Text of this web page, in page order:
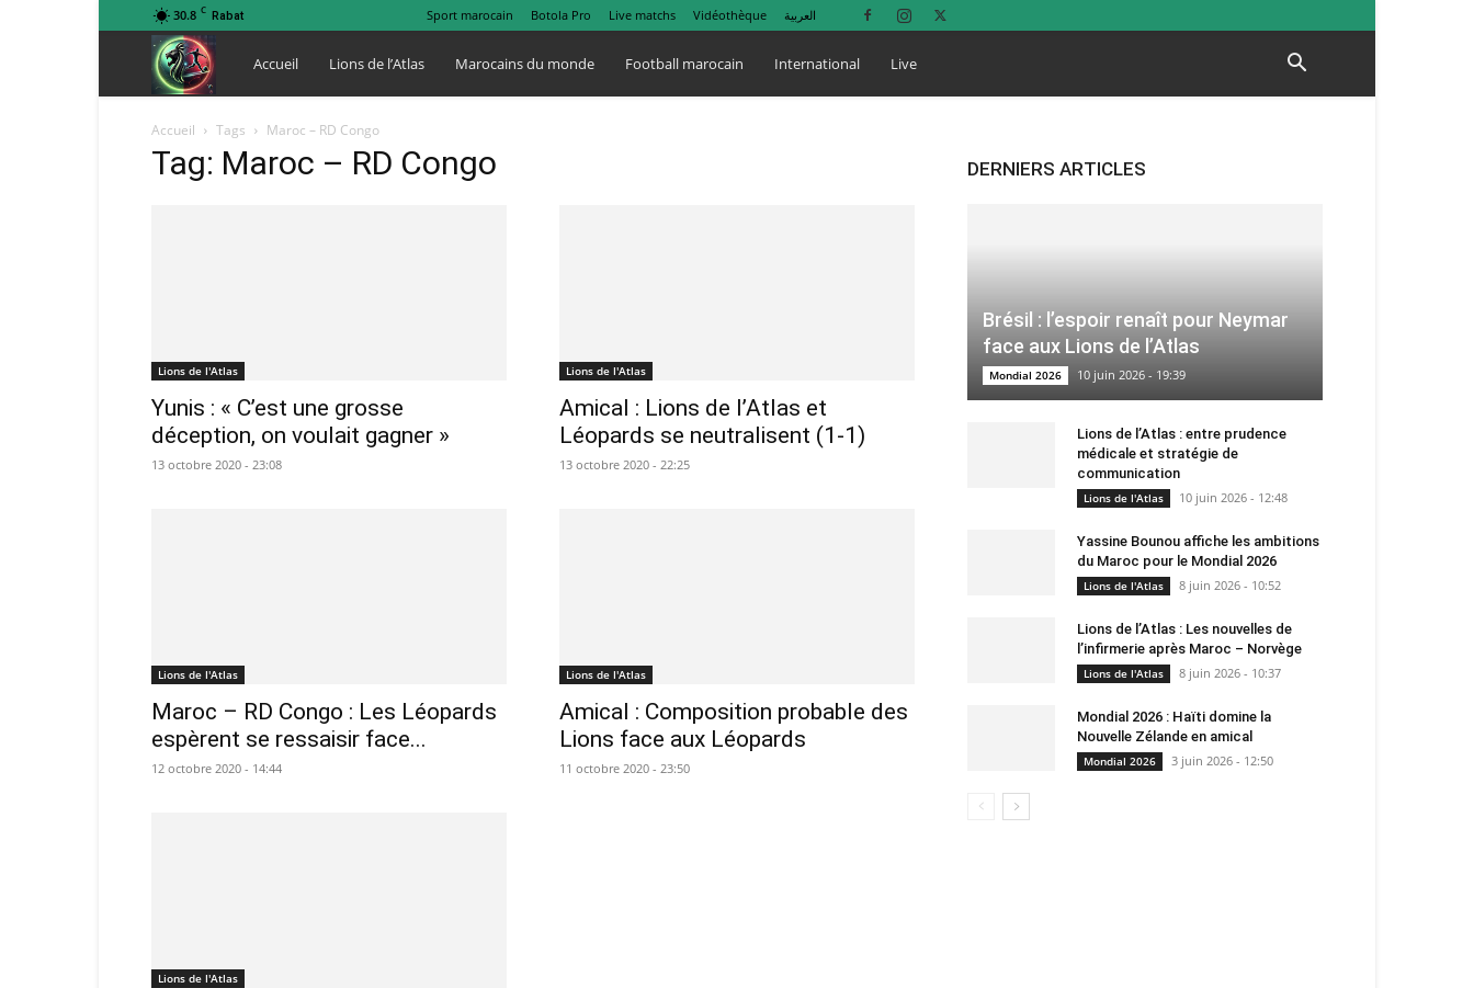
30.8 C Rabat Sport marocain Botola Pro Live matchs Vidéothèque العربية
Lions
de
Accueil Lions de l’Atlas Marocains du monde Football marocain International Live
Accueil Tags Maroc – RD Congo
Tag: Maroc – RD Congo
Lions de l'Atlas
Yunis : « C’est une grosse
déception, on voulait gagner »
13 octobre 2020 - 23:08
Lions de l'Atlas
Amical : Lions de l’Atlas et
Léopards se neutralisent (1-1)
13 octobre 2020 - 22:25
Lions de l'Atlas
Maroc – RD Congo : Les Léopards
espèrent se ressaisir face...
12 octobre 2020 - 14:44
Lions de l'Atlas
Amical : Composition probable des
Lions face aux Léopards
11 octobre 2020 - 23:50
Lions de l'Atlas
DERNIERS ARTICLES
Brésil : l’espoir renaît pour Neymar
face aux Lions de l’Atlas
Mondial 2026 10 juin 2026 - 19:39
Lions de l’Atlas : entre prudence
médicale et stratégie de
communication
Lions de l'Atlas 10 juin 2026 - 12:48
Yassine Bounou affiche les ambitions
du Maroc pour le Mondial 2026
Lions de l'Atlas 8 juin 2026 - 10:52
Lions de l’Atlas : Les nouvelles de
l’infirmerie après Maroc – Norvège
Lions de l'Atlas 8 juin 2026 - 10:37
Mondial 2026 : Haïti domine la
Nouvelle Zélande en amical
Mondial 2026 3 juin 2026 - 12:50